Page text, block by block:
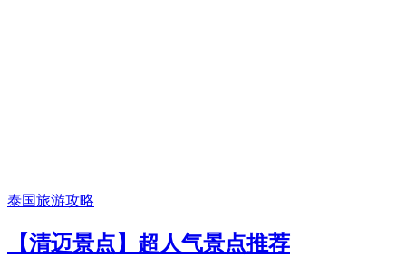
泰国旅游攻略
【清迈景点】超人气景点推荐